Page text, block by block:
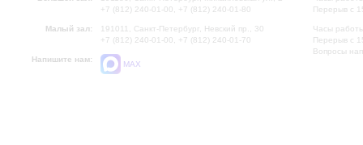
+7 (812) 240-01-00, +7 (812) 240-01-80
Малый зал:
191011, Санкт-Петербург, Невский пр., 30
+7 (812) 240-01-00, +7 (812) 240-01-70
Напишите нам:
MAX
Перерыв с
Часы
Перерыв с
Вопросы